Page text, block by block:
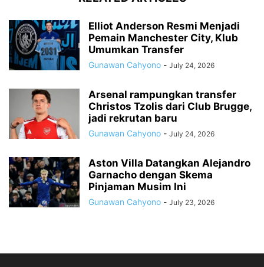
Elliot Anderson Resmi Menjadi
Pemain Manchester City, Klub
Umumkan Transfer
Gunawan Cahyono - July 24, 2026
Arsenal rampungkan transfer
Christos Tzolis dari Club Brugge,
jadi rekrutan baru
Gunawan Cahyono - July 24, 2026
Aston Villa Datangkan Alejandro
Garnacho dengan Skema
Pinjaman Musim Ini
Gunawan Cahyono - July 23, 2026